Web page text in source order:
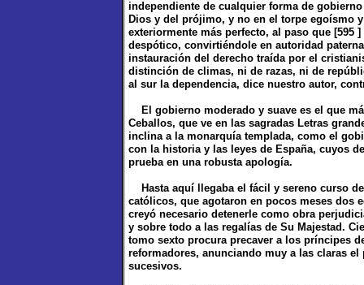
independiente de cualquier forma de
Dios y del prójimo, y no en el torpe egoísmo
exteriormente más perfecto, al paso que [595
despótico, convirtiéndole en autoridad
instauración del derecho traída por el
distinción de climas, ni de razas, ni de
al sur la dependencia, dice nuestro autor,
El gobierno moderado y suave es el que
Ceballos, que ve en las sagradas Letras
inclina a la monarquía templada, como el
con la historia y las leyes de España, cuyos
prueba en una robusta apología.
Hasta aquí llegaba el fácil y sereno curso
católicos, que agotaron en pocos meses dos
creyó necesario detenerle como obra
y sobre todo a las regalías de Su Majestad.
tomo sexto procura precaver a los príncipes
reformadores, anunciando muy a las claras
sucesivos.